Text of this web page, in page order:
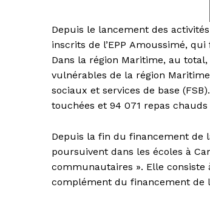
Depuis le lancement des
inscrits de l’EPP Amoussimé,
Dans la région Maritime, au
vulnérables de la région
sociaux et services de base
touchées et 94 071 repas
Depuis la fin du financement de
poursuivent dans les écoles à
communautaires ». Elle
complément du financement de